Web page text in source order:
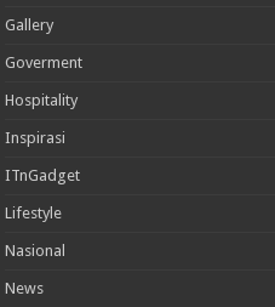
Gallery
Goverment
Hospitality
Inspirasi
ITnGadget
Lifestyle
Nasional
News